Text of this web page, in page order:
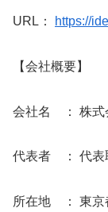
URL： https://
【会社概要】
会社名 ： 株式
代表者 ： 代表
所在地 ： 東京